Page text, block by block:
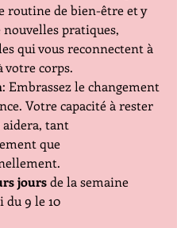
routine de bien-être et y
pratiques,
qui vous reconnectent à
votre corps.
: Embrassez le changement
Votre capacité à rester
aidera, tant
que
jours de la semaine
du 9 le 10